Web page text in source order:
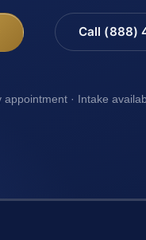
Call (888)
· Intake